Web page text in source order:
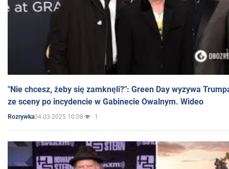
"Nie chcesz, żeby się zamknęli?": Green Day wyzywa
ze sceny po incydencie w Gabinecie Owalnym. Wideo
Rozrywka04.03.2025 10:08 1